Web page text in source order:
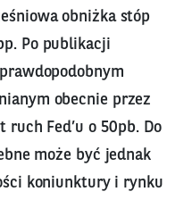
obniżka stóp
Po publikacji
obecnie przez
Fed’u o 50pb. Do
może być jednak
koniunktury i rynku